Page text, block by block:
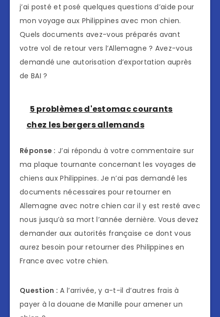
j’ai posté et posé quelques questions d’aide pour
mon voyage aux Philippines avec mon chien.
Quels documents avez-vous préparés avant
votre vol de retour vers l’Allemagne ? Avez-vous
demandé une autorisation d’exportation auprès
de BAI ?
5 problèmes d'estomac courants
chez les bergers allemands
Réponse : J’ai répondu à votre commentaire sur
ma plaque tournante concernant les voyages de
chiens aux Philippines. Je n’ai pas demandé les
documents nécessaires pour retourner en
Allemagne avec notre chien car il y est resté avec
nous jusqu’à sa mort l’année dernière. Vous devez
demander aux autorités française ce dont vous
aurez besoin pour retourner des Philippines en
France avec votre chien.
Question : A l’arrivée, y a-t-il d’autres frais à
payer à la douane de Manille pour amener un